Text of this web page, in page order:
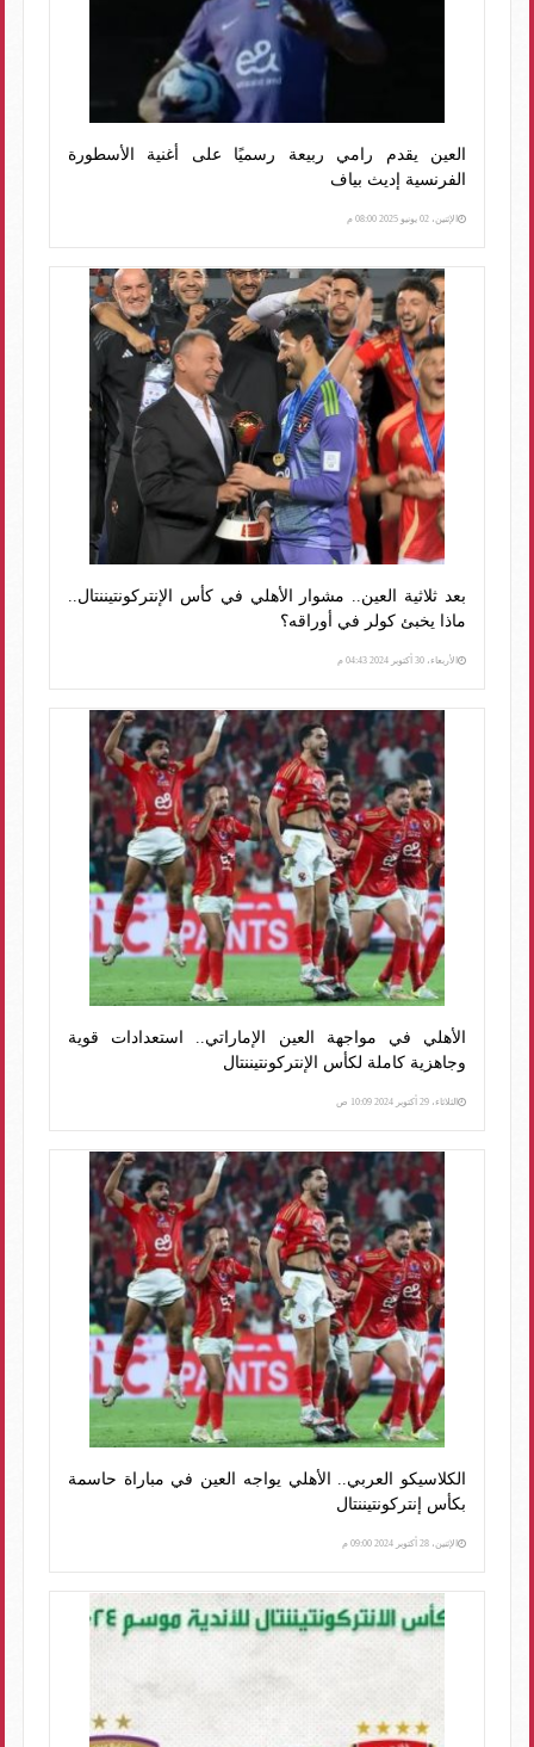
العين يقدم رامي ربيعة رسميًا على أغنية الأسطورة
الفرنسية إديث بياف
الإثنين، 02 يونيو 2025 08:00 م
بعد ثلاثية العين.. مشوار الأهلي في كأس الإنتركونتيننتال..
ماذا يخبئ كولر في أوراقه؟
الأربعاء، 30 أكتوبر 2024 04:43 م
الأهلي في مواجهة العين الإماراتي.. استعدادات قوية
وجاهزية كاملة لكأس الإنتركونتيننتال
الثلاثاء، 29 أكتوبر 2024 10:09 ص
الكلاسيكو العربي.. الأهلي يواجه العين في مباراة حاسمة
بكأس إنتركونتيننتال
الإثنين، 28 أكتوبر 2024 09:00 م